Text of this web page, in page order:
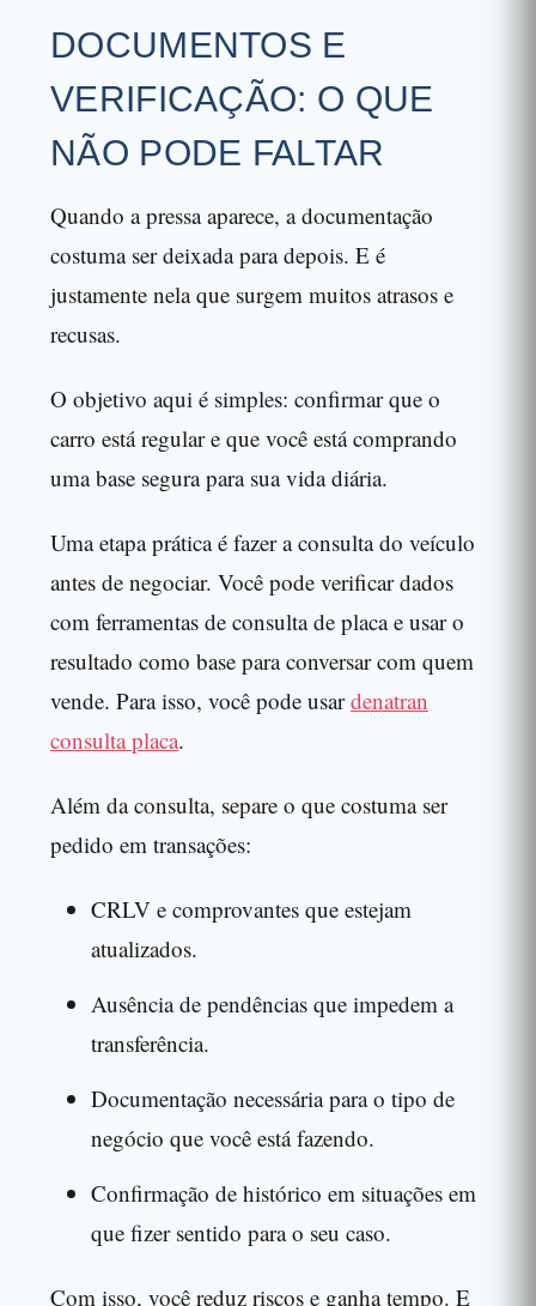
DOCUMENTOS E
VERIFICAÇÃO: O QUE
NÃO PODE FALTAR
Quando a pressa aparece, a documentação
costuma ser deixada para depois. E é
justamente nela que surgem muitos atrasos e
recusas.
O objetivo aqui é simples: confirmar que o
carro está regular e que você está comprando
uma base segura para sua vida diária.
Uma etapa prática é fazer a consulta do veículo
antes de negociar. Você pode verificar dados
com ferramentas de consulta de placa e usar o
resultado como base para conversar com quem
vende. Para isso, você pode usardenatran
consulta placa.
Além da consulta, separe o que costuma ser
pedido em transações:
CRLV e comprovantes que estejam
atualizados.
Ausência de pendências que impedem a
transferência.
Documentação necessária para o tipo de
negócio que você está fazendo.
Confirmação de histórico em situações em
que fizer sentido para o seu caso.
Com isso, você reduz riscos e ganha tempo. E